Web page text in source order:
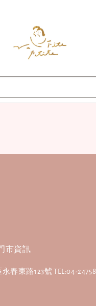
市資訊
春東路123號 TEL:04-